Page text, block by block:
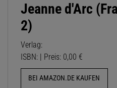
Jeanne d'Arc
2)
Verlag:
ISBN: | Preis: 0,00 €
BEI AMAZON.DE KAUFEN